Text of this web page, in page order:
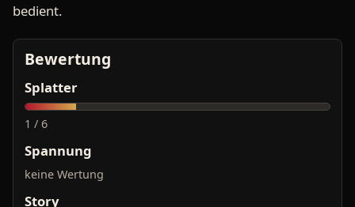
bedient.
Bewertung
Splatter
1 / 6
Spannung
keine Wertung
Story